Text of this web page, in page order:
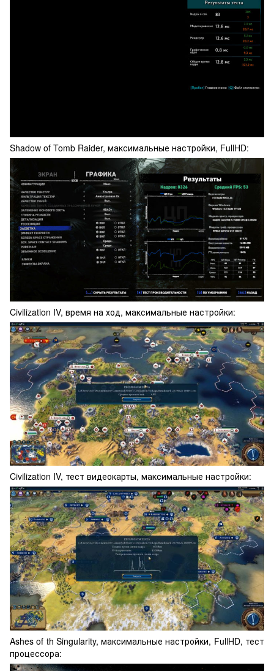
Shadow of Tomb Raider, максимальные настройки, FullHD:
Civilization IV, время на ход, максимальные настройки:
Civilization IV, тест видеокарты, максимальные настройки:
Ashes of th Singularity, максимальные настройки, FullHD, тест
процессора: